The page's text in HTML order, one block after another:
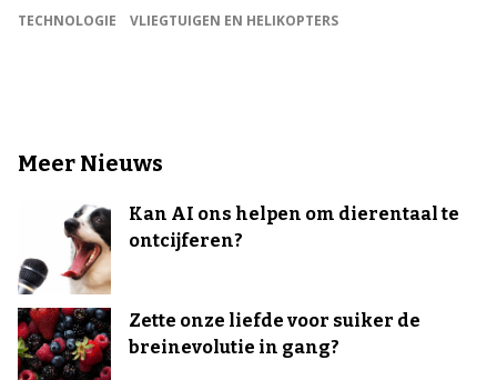
TECHNOLOGIE
VLIEGTUIGEN EN HELIKOPTERS
Meer Nieuws
Kan AI ons helpen om dierentaal te
ontcijferen?
Zette onze liefde voor suiker de
breinevolutie in gang?